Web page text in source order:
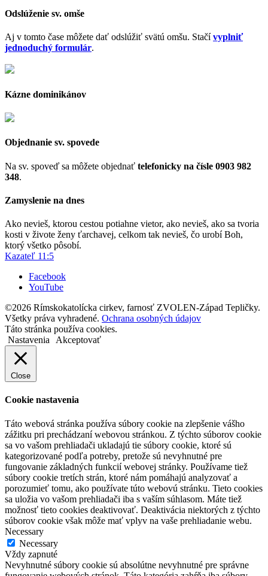
Odslúženie sv. omše
Aj v tomto čase môžete dať odslúžiť svätú omšu. Stačívyplniť
jednoduchý formulár.
Kázne dominikánov
Objednanie sv. spovede
Na sv. spoveď sa môžete objednať telefonicky na čísle 0903 982
348.
Zamyslenie na dnes
Ako nevieš, ktorou cestou potiahne vietor, ako nevieš, ako sa tvoria
kosti v živote ženy ťarchavej, celkom tak nevieš, čo urobí Boh,
ktorý všetko pôsobí.
Kazateľ 11:5
Facebook
YouTube
©2026 Rímskokatolícka cirkev, farnosť ZVOLEN-Západ Tepličky.
Všetky práva vyhradené. Ochrana osobných údajov
Táto stránka používa cookies.
Nastavenia
Akceptovať
Close
Cookie nastavenia
Táto webová stránka používa súbory cookie na zlepšenie vášho
zážitku pri prechádzaní webovou stránkou. Z týchto súborov cookie
sa vo vašom prehliadači ukladajú tie súbory cookie, ktoré sú
kategorizované podľa potreby, pretože sú nevyhnutné pre
fungovanie základných funkcií webovej stránky. Používame tiež
súbory cookie tretích strán, ktoré nám pomáhajú analyzovať a
porozumieť tomu, ako používate túto webovú stránku. Tieto cookies
sa uložia vo vašom prehliadači iba s vaším súhlasom. Máte tiež
možnosť tieto cookies deaktivovať. Deaktivácia niektorých z týchto
súborov cookie však môže mať vplyv na vaše prehliadanie webu.
Necessary
Necessary
Vždy zapnuté
Nevyhnutné súbory cookie sú absolútne nevyhnutné pre správne